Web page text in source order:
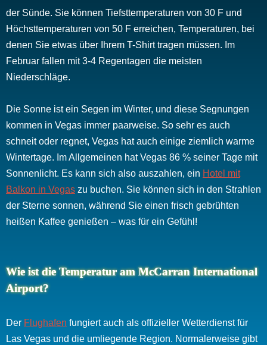
der Sünde. Sie können Tiefsttemperaturen von 30 F und
Höchsttemperaturen von 50 F erreichen, Temperaturen, bei
denen Sie etwas über Ihrem T-Shirt tragen müssen. Im
Februar fallen mit 3-4 Regentagen die meisten
Niederschläge.
Die Sonne ist ein Segen im Winter, und diese Segnungen
kommen in Vegas immer paarweise. So sehr es auch
schneit oder regnet, Vegas hat auch einige ziemlich warme
Wintertage. Im Allgemeinen hat Vegas 86 % seiner Tage mit
Sonnenlicht. Es kann sich also auszahlen, ein Hotel mit
Balkon in Vegas zu buchen. Sie können sich in den Strahlen
der Sterne sonnen, während Sie einen frisch gebrühten
heißen Kaffee genießen – was für ein Gefühl!
Wie ist die Temperatur am McCarran International
Airport?
Der Flughafen fungiert auch als offizieller Wetterdienst für
Las Vegas und die umliegende Region. Normalerweise gibt